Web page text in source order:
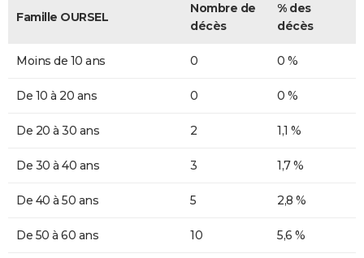
Famille OURSEL
Nombre de
décès
% des
décès
Moins de 10 ans 0 0 %
De 10 à 20 ans 0 0 %
De 20 à 30 ans 2 1,1 %
De 30 à 40 ans 3 1,7 %
De 40 à 50 ans 5 2,8 %
De 50 à 60 ans 10 5,6 %